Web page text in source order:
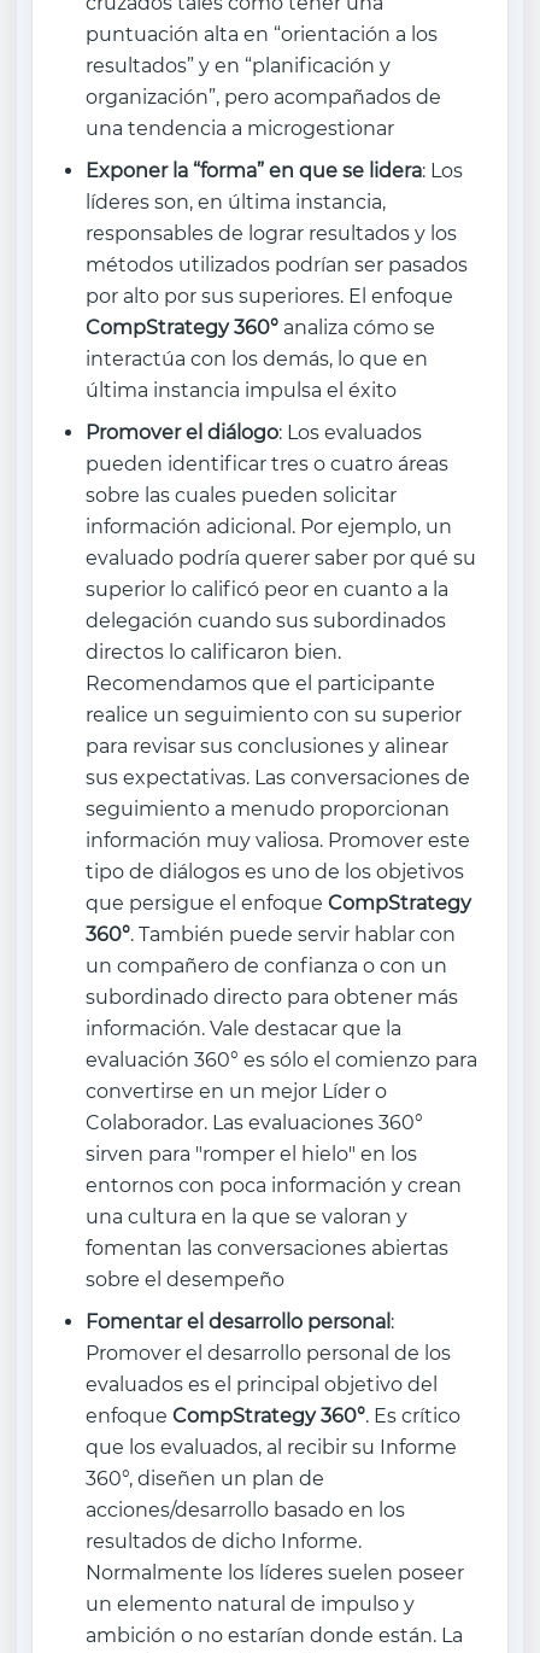
puntuación alta en “orientación a los
resultados” y en “planificación y
organización”, pero acompañados de
una tendencia a microgestionar
Exponer la “forma” en que se lidera: Los
líderes son, en última instancia,
responsables de lograr resultados y los
métodos utilizados podrían ser pasados
por alto por sus superiores. El enfoque
CompStrategy 360° analiza cómo se
interactúa con los demás, lo que en
última instancia impulsa el éxito
Promover el diálogo: Los evaluados
pueden identificar tres o cuatro áreas
sobre las cuales pueden solicitar
información adicional. Por ejemplo, un
evaluado podría querer saber por qué su
superior lo calificó peor en cuanto a la
delegación cuando sus subordinados
directos lo calificaron bien.
Recomendamos que el participante
realice un seguimiento con su superior
para revisar sus conclusiones y alinear
sus expectativas. Las conversaciones de
seguimiento a menudo proporcionan
información muy valiosa. Promover este
tipo de diálogos es uno de los objetivos
que persigue el enfoque CompStrategy
360°. También puede servir hablar con
un compañero de confianza o con un
subordinado directo para obtener más
información. Vale destacar que la
evaluación 360° es sólo el comienzo para
convertirse en un mejor Líder o
Colaborador. Las evaluaciones 360°
sirven para "romper el hielo" en los
entornos con poca información y crean
una cultura en la que se valoran y
fomentan las conversaciones abiertas
sobre el desempeño
Fomentar el desarrollo personal :
Promover el desarrollo personal de los
evaluados es el principal objetivo del
enfoque CompStrategy 360°. Es crítico
que los evaluados, al recibir su Informe
360°, diseñen un plan de
acciones/desarrollo basado en los
resultados de dicho Informe.
Normalmente los líderes suelen poseer
un elemento natural de impulso y
ambición o no estarían donde están. La